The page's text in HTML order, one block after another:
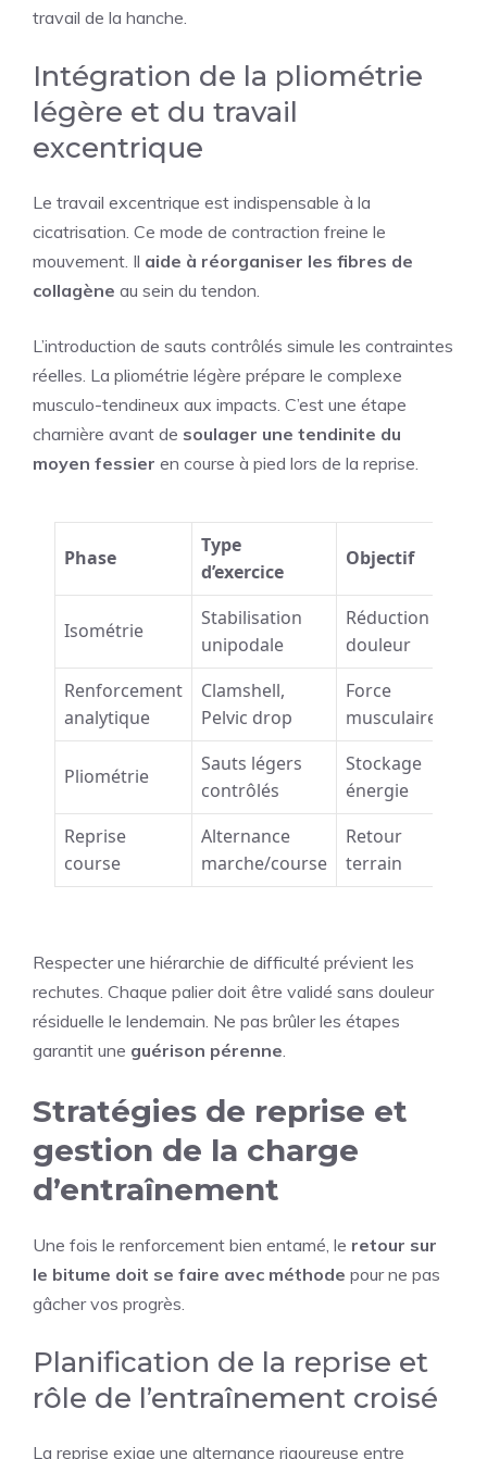
travail de la hanche.
Intégration de la pliométrie
légère et du travail
excentrique
Le travail excentrique est indispensable à la
cicatrisation. Ce mode de contraction freine le
mouvement. Il aide à réorganiser les fibres de
collagène au sein du tendon.
L’introduction de sauts contrôlés simule les contraintes
réelles. La pliométrie légère prépare le complexe
musculo-tendineux aux impacts. C’est une étape
charnière avant de soulager une tendinite du
moyen fessier en course à pied lors de la reprise.
Phase
Type
d’exercice
Objectif
Isométrie
Stabilisation
unipodale
Réduction
douleur
Renforcement
analytique
Clamshell,
Pelvic drop
Force
musculaire
Pliométrie
Sauts légers
contrôlés
Stockage
énergie
Reprise
course
Alternance
marche/course
Retour
terrain
Respecter une hiérarchie de difficulté prévient les
rechutes. Chaque palier doit être validé sans douleur
résiduelle le lendemain. Ne pas brûler les étapes
garantit une guérison pérenne
Stratégies de reprise et
gestion de la charge
d’entraînement
Une fois le renforcement bien entamé, le retour sur
le bitume doit se faire avec méthode pour ne pas
gâcher vos progrès.
Planification de la reprise et
rôle de l’entraînement croisé
La reprise exige une alternance rigoureuse entre